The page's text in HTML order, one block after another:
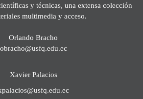
y técnicas, una extensa colección
multimedia y acceso.
Orlando Bracho
obracho@usfq.edu.ec
Xavier Palacios